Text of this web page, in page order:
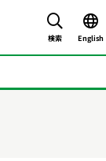
検索 English